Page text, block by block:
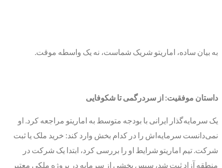
به بیان ساده، اماریتو شریک شماست، نه یک واسطه موقت.
داستان موفقیت: از سردرگمی تا شکوفایی
یک سرمایه‌گذار ایرانی با بودجه متوسط به اماریتو مراجعه کرد. او
نمی‌دانست سرمایه‌اش را در کدام بخش وارد کند: خرید ملک یا ثبت
شرکت. تیم اماریتو شرایط او را بررسی کرد، ابتدا یک شرکت در
منطقه آزاد ثبت شد، سپس بخشی از سرمایه در پروژه ملکی معتبر